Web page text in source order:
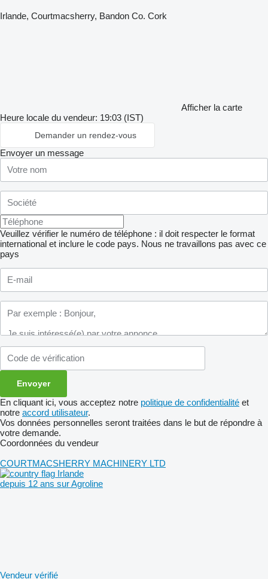
Irlande, Courtmacsherry, Bandon Co. Cork
Afficher la carte
Heure locale du vendeur: 19:03 (IST)
Demander un rendez-vous
Envoyer un message
Veuillez vérifier le numéro de téléphone : il doit respecter le format
international et inclure le code pays. Nous ne travaillons pas avec ce
pays
En cliquant ici, vous acceptez notre politique de confidentialité et
notre accord utilisateur.
Vos données personnelles seront traitées dans le but de répondre à
votre demande.
Coordonnées du vendeur
COURTMACSHERRY MACHINERY LTD
Irlande
depuis 12 ans sur Agroline
Vendeur vérifié